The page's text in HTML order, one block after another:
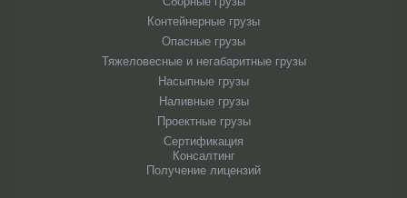
Контейнерные грузы
Опасные грузы
Тяжеловесные и негабаритные грузы
Насыпные грузы
Наливные грузы
Проектные грузы
Сертификация
Консалтинг
Получение лицензий